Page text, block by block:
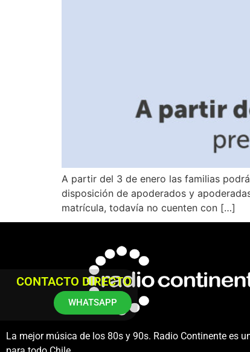
A partir del 3 de enero las familias
disposición de apoderados y
matrícula, todavía no cuenten con […]
La mejor música de los 80s y 90s. Radio Continente es
CONTACTO DIRECTO
WHATSAPP